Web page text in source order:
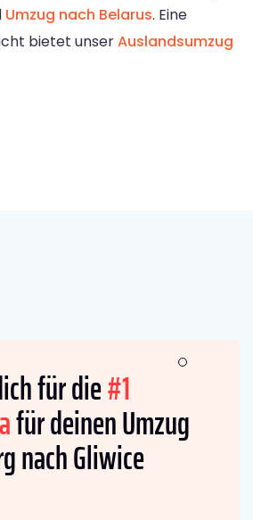
Umzug nach Belarus. Eine
bietet unserAuslandsumzug
für die#1
für deinen Umzug
nach Gliwice